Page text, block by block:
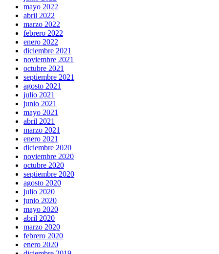
mayo 2022
abril 2022
marzo 2022
febrero 2022
enero 2022
diciembre 2021
noviembre 2021
octubre 2021
septiembre 2021
agosto 2021
julio 2021
junio 2021
mayo 2021
abril 2021
marzo 2021
enero 2021
diciembre 2020
noviembre 2020
octubre 2020
septiembre 2020
agosto 2020
julio 2020
junio 2020
mayo 2020
abril 2020
marzo 2020
febrero 2020
enero 2020